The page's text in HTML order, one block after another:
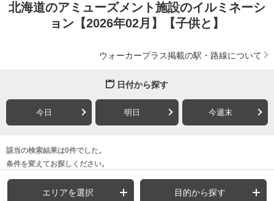
北海道のアミューズメント施設のイルミネーシ
ョン【2026年02月】【子供と】
ウォーカープラス掲載の駅・路線について
日付から探す
今日 明日 今週末
該当の検索結果は0件でした。
条件を変えてお探しください。
エリアを選択 目的から探す